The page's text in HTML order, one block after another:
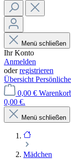
Menü schließen
Ihr Konto
Anmelden
oderregistrieren
Übersicht
0,00 €
0,00 €.
Menü schließen
Mädchen